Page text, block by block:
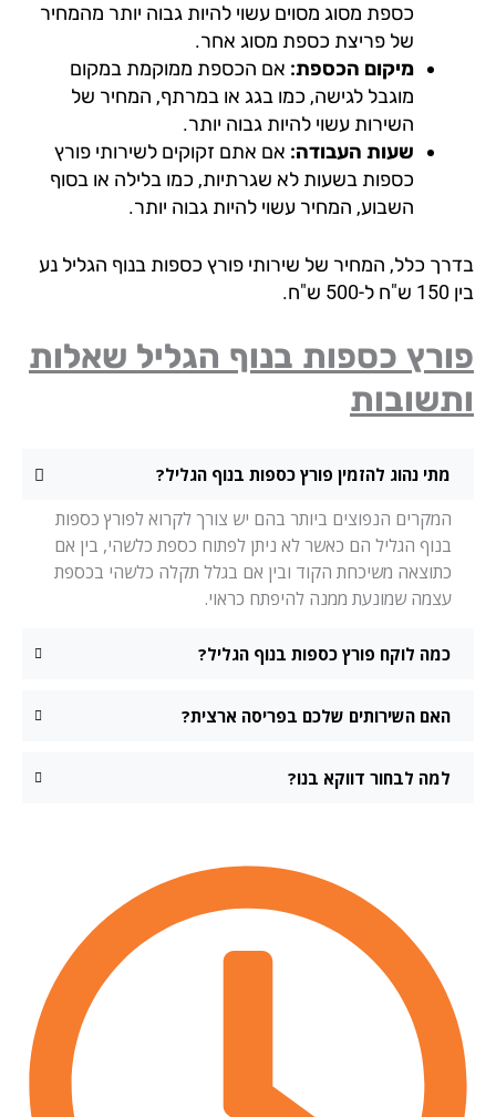
כספת מסוג מסוים עשוי להיות גבוה יותר מהמחיר
של פריצת כספת מסוג אחר.
מיקום הכספת:אם הכספת ממוקמת במקום
מוגבל לגישה, כמו בגג או במרתף, המחיר של
השירות עשוי להיות גבוה יותר.
שעות העבודה:אם אתם זקוקים לשירותי פורץ
כספות בשעות לא שגרתיות, כמו בלילה או בסוף
השבוע, המחיר עשוי להיות גבוה יותר.
כלל, המחיר של שירותי פורץ כספות בנוף הגליל נע
כספות בנוף הגליל שאלות
מתי נהוג להזמין פורץ כספות בנוף הגליל?
המקרים הנפוצים ביותר בהם יש צורך לקרוא לפורץ כספות
בנוף הגליל הם כאשר לא ניתן לפתוח כספת כלשהי, בין אם
כתוצאה משיכחת הקוד ובין אם בגלל תקלה כלשהי בכספת
עצמה שמונעת ממנה להיפתח כראוי.
כמה לוקח פורץ כספות בנוף הגליל?
האם השירותים שלכם בפריסה ארצית?
למה לבחור דווקא בנו?